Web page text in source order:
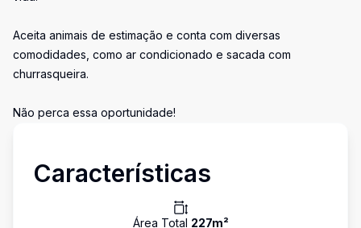
Aceita animais de estimação e conta com diversas
comodidades, como ar condicionado e sacada com
churrasqueira.
Não perca essa oportunidade!
Características
Área Total 227m²